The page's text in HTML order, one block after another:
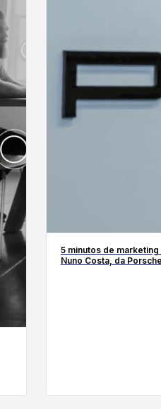
5 minutos de marketing
Nuno Costa, da Porsche